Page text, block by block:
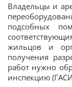
Владельцы и
подсобных
жильцов и
получения
работ нужно
инспекцию